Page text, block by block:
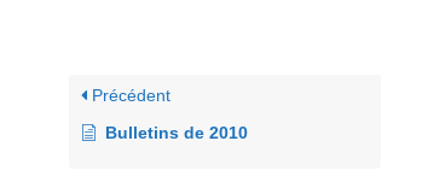
Précédent
Bulletins de 2010